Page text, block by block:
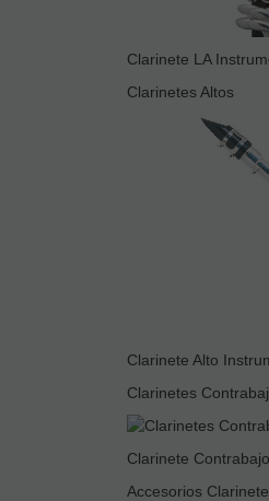
Clarinete LA
Clarinetes Altos
Clarinete Alto
Clarinetes
Clarinete
Accesorios